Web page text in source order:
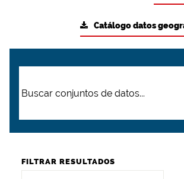
Catálogo datos
FILTRAR RESULTADOS